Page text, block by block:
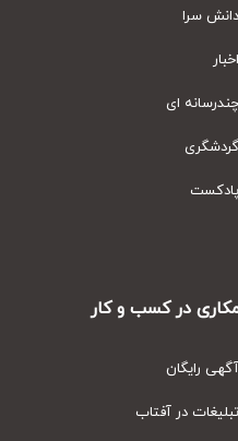
سرا
ای
در کسب و کار
رایگان
در آفتاب